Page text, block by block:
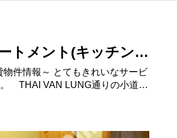
トメント(キッチン
ST. ホーチミン
THAI VAN LUNG通りの小道を
と同じアパート